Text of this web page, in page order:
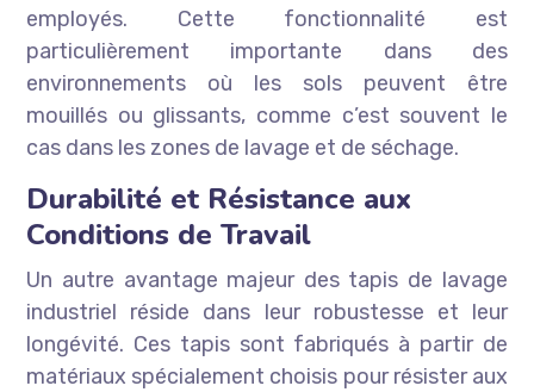
employés. Cette fonctionnalité est
particulièrement importante dans des
environnements où les sols peuvent être
mouillés ou glissants, comme c’est souvent le
cas dans les zones de lavage et de séchage.
Durabilité et Résistance aux
Conditions de Travail
Un autre avantage majeur des tapis de lavage
industriel réside dans leur robustesse et leur
longévité. Ces tapis sont fabriqués à partir de
matériaux spécialement choisis pour résister aux